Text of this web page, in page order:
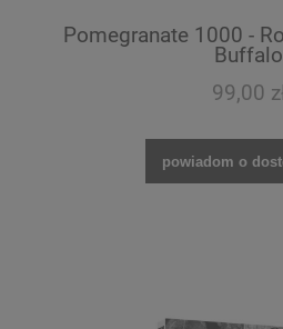
Pomegranate 1000 -
Buffalo
99,00
powiadom o